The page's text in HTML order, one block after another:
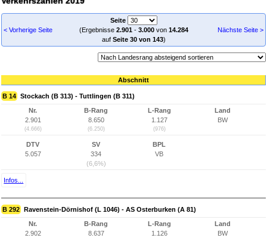
< Vorherige Seite
Seite
(Ergebnisse 2.901- 3.000von 14.284
auf Seite 30 von 143)
Nächste Seite >
Abschnitt
B 14 Stockach (B 313) - Tuttlingen (B 311)
Nr.
2.901
(4.666)
B-Rang
8.650
(6.250)
L-Rang
1.127
(976)
Land
BW
DTV
5.057
SV
334
(6,6%)
BPL
VB
Infos...
B 292 Ravenstein-Dörnishof (L 1046) - AS Osterburken (A 81)
Nr.
2.902
B-Rang
8.637
L-Rang
1.126
Land
BW